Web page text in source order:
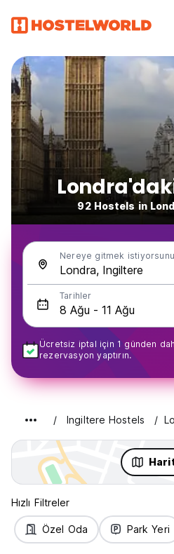
92 Hostels in
Nereye gitmek
Tarihler
Ücretsiz iptal için 1 günden
rezervasyon yaptırın.
Ingiltere Hostels
Hızlı Filtreler
Özel Oda Park Yeri